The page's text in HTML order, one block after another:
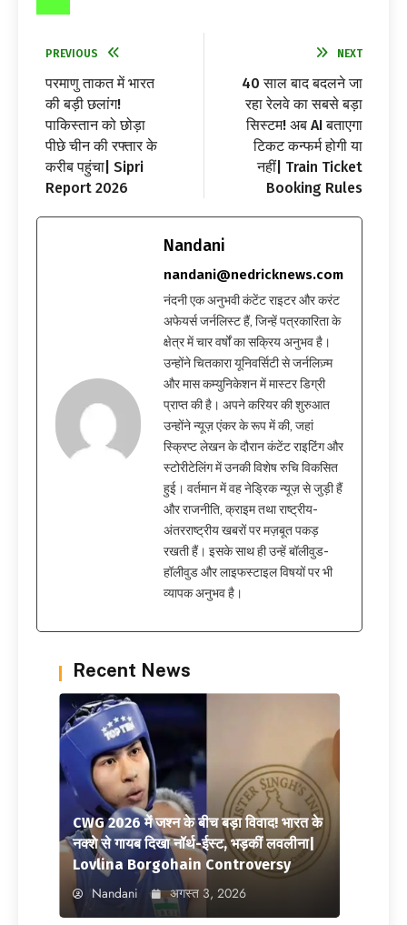
PREVIOUS
परमाणु ताकत में भारत
की बड़ी छलांग!
पाकिस्तान को छोड़ा
पीछे चीन की रफ्तार के
करीब पहुंचा| Sipri
Report 2026
NEXT
40 साल बाद बदलने जा
रहा रेलवे का सबसे बड़ा
सिस्टम! अब AI बताएगा
टिकट कन्फर्म होगी या
नहीं| Train Ticket
Booking Rules
Nandani
nandani@nedricknews.com
नंदनी एक अनुभवी कंटेंट राइटर और करंट
अफेयर्स जर्नलिस्ट हैं, जिन्हें पत्रकारिता के
क्षेत्र में चार वर्षों का सक्रिय अनुभव है।
उन्होंने चितकारा यूनिवर्सिटी से जर्नलिज़्म
और मास कम्युनिकेशन में मास्टर डिग्री
प्राप्त की है। अपने करियर की शुरुआत
उन्होंने न्यूज़ एंकर के रूप में की, जहां
स्क्रिप्ट लेखन के दौरान कंटेंट राइटिंग और
स्टोरीटेलिंग में उनकी विशेष रुचि विकसित
हुई। वर्तमान में वह नेड्रिक न्यूज़ से जुड़ी हैं
और राजनीति, क्राइम तथा राष्ट्रीय-
अंतरराष्ट्रीय खबरों पर मज़बूत पकड़
रखती हैं। इसके साथ ही उन्हें बॉलीवुड-
हॉलीवुड और लाइफस्टाइल विषयों पर भी
व्यापक अनुभव है।
Recent News
CWG 2026 में जश्न के बीच बड़ा विवाद! भारत के
नक्शे से गायब दिखा नॉर्थ-ईस्ट, भड़कीं लवलीना|
Lovlina Borgohain Controversy
Nandani अगस्त 3, 2026